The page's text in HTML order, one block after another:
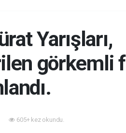
Yarışları,
görkemli
605+ kez okundu.